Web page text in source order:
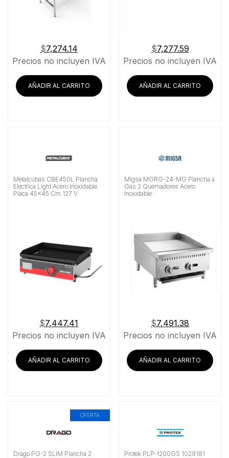
$7,274.14
Precios no incluyen IVA
AÑADIR AL CARRITO
$7,277.59
Precios no incluyen IVA
AÑADIR AL CARRITO
Metalcubas CBE450L Plancha
Eléctrica Light Acero Inoxidable
Placa 45×45 Cm 127 V
$7,447.41
Precios no incluyen IVA
AÑADIR AL CARRITO
Migsa MGRG-24-MG Plancha a
Gas 2 Quemadores Acero
Inoxidable
$7,491.38
Precios no incluyen IVA
AÑADIR AL CARRITO
OFERTA
Drago PG-2 SLIM Plancha 2
Protek PLP-1200GS 1029181